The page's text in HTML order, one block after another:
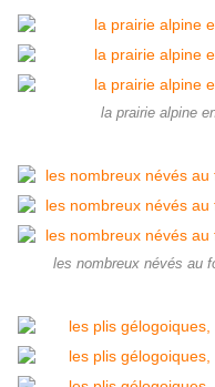
la prairie alpine
les nombreux névés au